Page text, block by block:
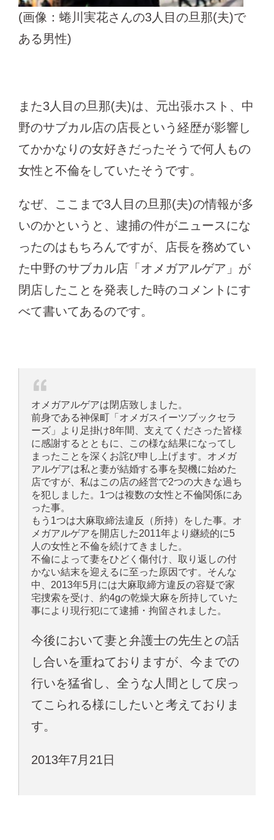
(画像：蜷川実花さんの3人目の旦那(夫)で
ある男性)
また3人目の旦那(夫)は、元出張ホスト、中
野のサブカル店の店長という経歴が影響し
てかかなりの女好きだったそうで何人もの
女性と不倫をしていたそうです。
なぜ、ここまで3人目の旦那(夫)の情報が多
いのかというと、逮捕の件がニュースにな
ったのはもちろんですが、店長を務めてい
た中野のサブカル店「オメガアルゲア」が
閉店したことを発表した時のコメントにす
べて書いてあるのです。
オメガアルゲアは閉店致しました。
前身である神保町「オメガスイーツブックセラ
ーズ」より足掛け8年間、支えてくださった皆様
に感謝するとともに、この様な結果になってし
まったことを深くお詫び申し上げます。オメガ
アルゲアは私と妻が結婚する事を契機に始めた
店ですが、私はこの店の経営で2つの大きな過ち
を犯しました。1つは複数の女性と不倫関係にあ
った事。
もう1つは大麻取締法違反（所持）をした事。オ
メガアルゲアを開店した2011年より継続的に5
人の女性と不倫を続けてきました。
不倫によって妻をひどく傷付け、取り返しの付
かない結末を迎えるに至った原因です。そんな
中、2013年5月には大麻取締方違反の容疑で家
宅捜索を受け、約4gの乾燥大麻を所持していた
事により現行犯にて逮捕・拘留されました。
今後において妻と弁護士の先生との話
し合いを重ねておりますが、今までの
行いを猛省し、全うな人間として戻っ
てこられる様にしたいと考えておりま
す。
2013年7月21日